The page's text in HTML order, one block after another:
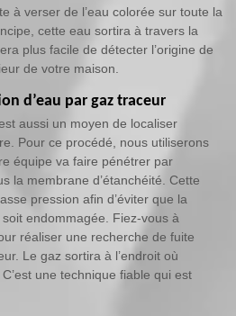
à verser de l’eau colorée sur toute la
cette eau sortira à travers la
plus facile de détecter l’origine de
de votre maison.
d’eau par gaz traceur
aussi un moyen de localiser
Pour ce procédé, nous utiliserons
équipe va faire pénétrer par
la membrane d’étanchéité. Cette
pression afin d’éviter que la
endommagée. Fiez-vous à
réaliser une recherche de fuite
Le gaz sortira à l’endroit où
une technique fiable qui est